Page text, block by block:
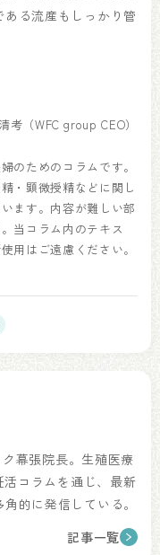
る流産もしっかり管
考（WFC group CEO）
のためのコラムです。
・顕微授精などに関し
ます。内容が難しい部
当コラム内のテキス
用はご遠慮ください。
幕張院長。生殖医療
コラムを通じ、最新
的に発信している。
記事一覧